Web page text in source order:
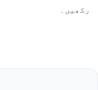
رکھیں۔